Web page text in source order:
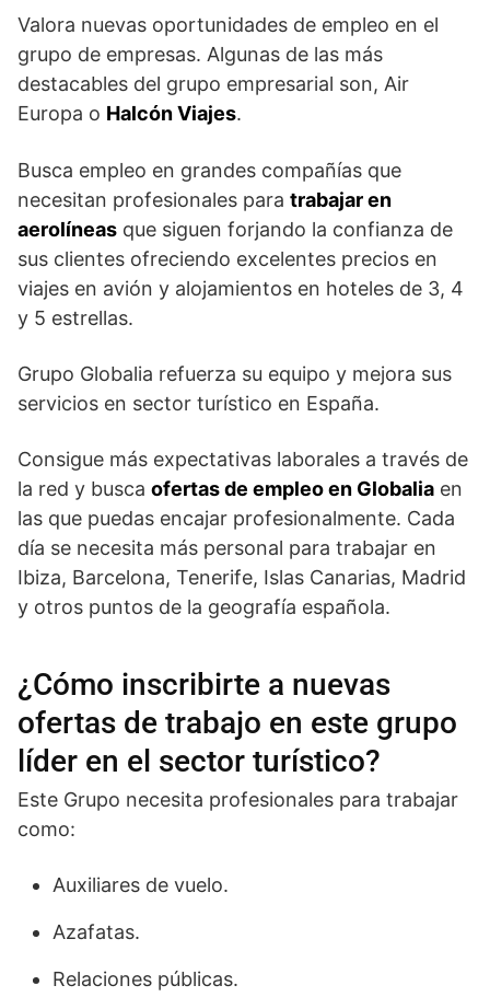
Valora nuevas oportunidades de empleo en el
grupo de empresas. Algunas de las más
destacables del grupo empresarial son, Air
Europa o Halcón Viajes.
Busca empleo en grandes compañías que
necesitan profesionales para trabajar en
aerolíneas que siguen forjando la confianza de
sus clientes ofreciendo excelentes precios en
viajes en avión y alojamientos en hoteles de 3, 4
y 5 estrellas.
Grupo Globalia refuerza su equipo y mejora sus
servicios en sector turístico en España.
Consigue más expectativas laborales a través de
la red y busca ofertas de empleo en Globalia en
las que puedas encajar profesionalmente. Cada
día se necesita más personal para trabajar en
Ibiza, Barcelona, Tenerife, Islas Canarias, Madrid
y otros puntos de la geografía española.
¿Cómo inscribirte a nuevas
ofertas de trabajo en este grupo
líder en el sector turístico?
Este Grupo necesita profesionales para trabajar
como:
Auxiliares de vuelo.
Azafatas.
Relaciones públicas.